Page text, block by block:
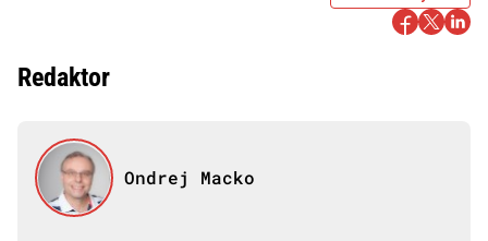
Redaktor
Ondrej Macko